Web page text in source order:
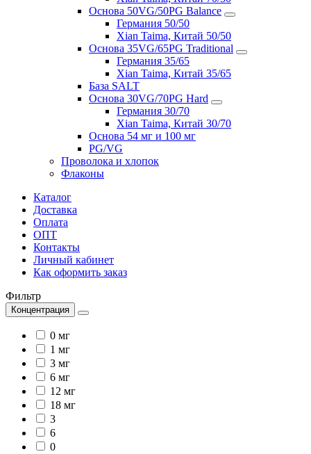
Основа 50VG/50PG Balance
Германия 50/50
Xian Taima, Китай 50/50
Основа 35VG/65PG Traditional
Германия 35/65
Xian Taima, Китай 35/65
База SALT
Основа 30VG/70PG Hard
Германия 30/70
Xian Taima, Китай 30/70
Основа 54 мг и 100 мг
PG/VG
Проволока и хлопок
Флаконы
Каталог
Доставка
Оплата
ОПТ
Контакты
Личный кабинет
Как оформить заказ
Фильтр
Концентрация
0 мг
1 мг
3 мг
6 мг
12 мг
18 мг
3
6
0